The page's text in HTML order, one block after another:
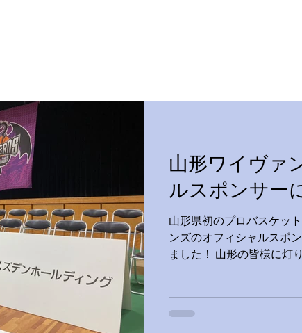
山形ワイヴァ
ルスポンサー
山形県初のプロバスケッ
ンズのオフィシャルスポ
ました！ 山形の皆様に灯